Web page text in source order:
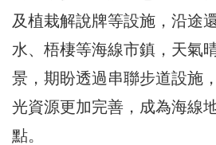
及植栽解說牌等設施，沿途
水、梧棲等海線市鎮，天氣
景，期盼透過串聯步道設施
光資源更加完善，成為海線
點。